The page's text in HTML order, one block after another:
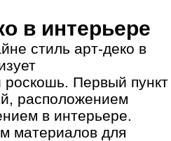
в интерьере
стиль арт-деко в
роскошь. Первый пункт
расположением
в интерьере.
материалов для